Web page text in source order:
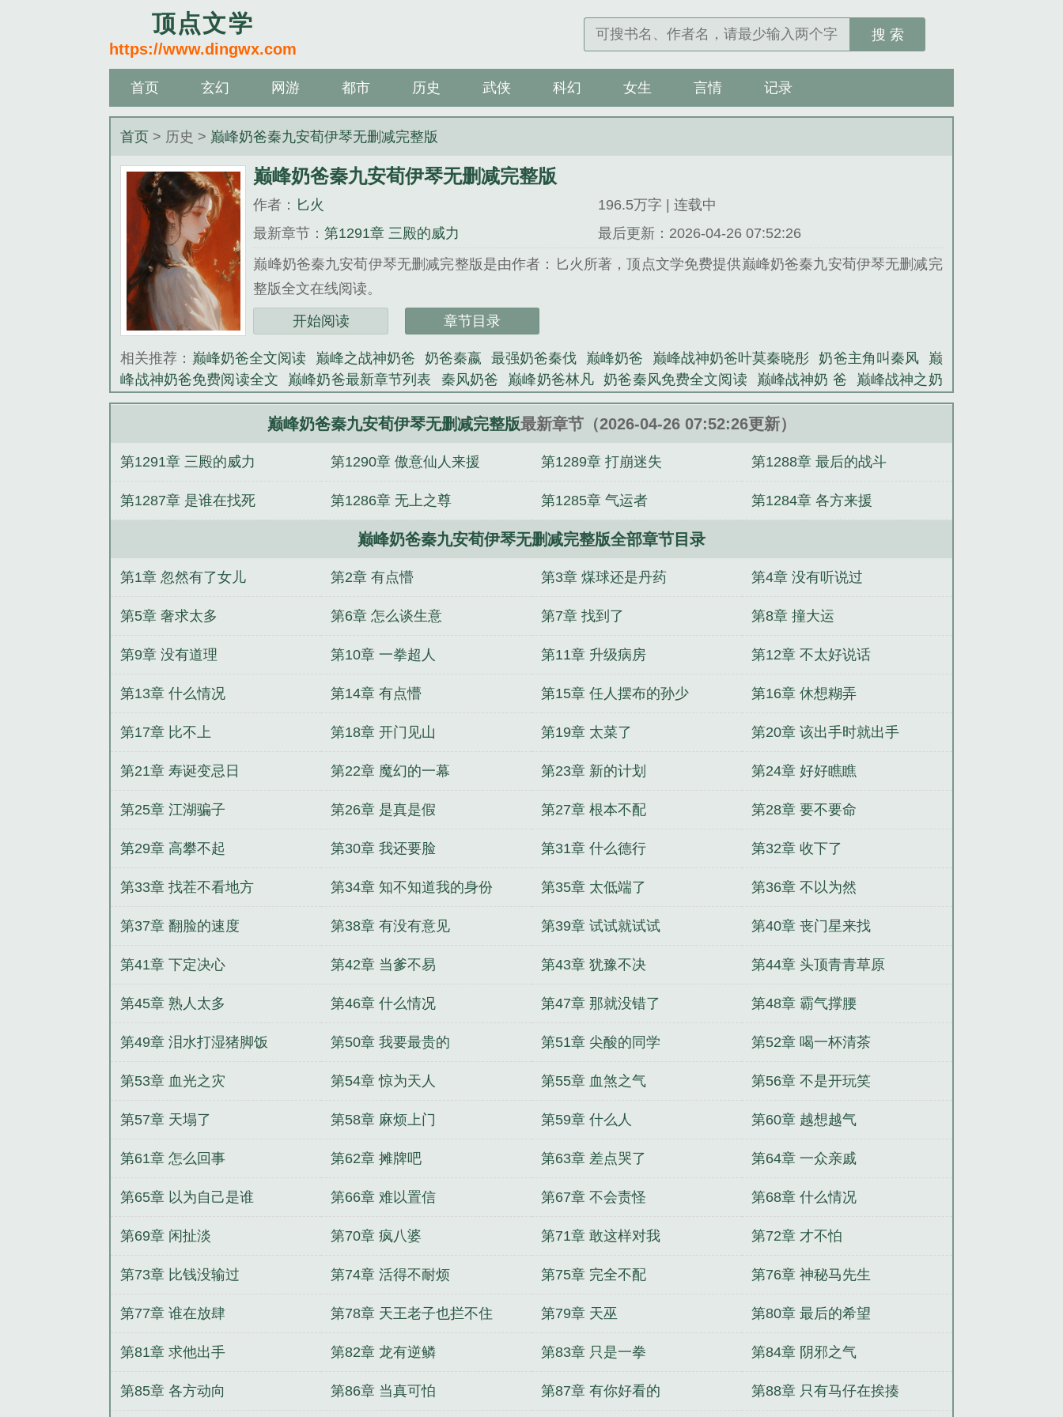
顶点文学
https://www.dingwx.com
搜 索
首页 玄幻 网游 都市 历史 武侠 科幻 女生 言情 记录
首页 > 历史 > 巅峰奶爸秦九安荀伊琴无删减完整版
巅峰奶爸秦九安荀伊琴无删减完整版
作者： 匕火
196.5万字 | 连载中
最新章节：第1291章 三殿的威力
最后更新：2026-04-26 07:52:26
巅峰奶爸秦九安荀伊琴无删减完整版是由作者：匕火所著，顶点文学免费提供巅峰奶爸秦九安荀伊琴无删减完
整版全文在线阅读。
三秒记住本站：顶点文学 网址：www.dingwx.com...
《巅峰奶爸秦九安荀伊琴无删减完整版》是匕火精心创作的历史类小说。
开始阅读 章节目录
相关推荐： 巅峰奶爸全文阅读 巅峰之战神奶爸 奶爸秦嬴 最强奶爸秦伐 巅峰奶爸 巅峰战神奶爸叶莫秦晓彤 奶爸主角叫秦风
巅
峰战神奶爸免费阅读全文
巅峰奶爸最新章节列表 秦风奶爸 巅峰奶爸林凡 奶爸秦风免费全文阅读 巅峰战神奶 爸
巅峰战神之奶
爸 奶爸的巅峰人生 巅峰战神奶爸免费阅读 巅峰战神奶爸 巅峰奶爸许牧
巅峰奶爸秦九安荀伊琴无删减完整版最新章节（2026-04-26 07:52:26更新）
第1291章 三殿的威力 第1290章 傲意仙人来援 第1289章 打崩迷失 第1288章 最后的战斗
第1287章 是谁在找死 第1286章 无上之尊 第1285章 气运者 第1284章 各方来援
巅峰奶爸秦九安荀伊琴无删减完整版全部章节目录
第1章 忽然有了女儿 第2章 有点懵 第3章 煤球还是丹药 第4章 没有听说过
第5章 奢求太多 第6章 怎么谈生意 第7章 找到了 第8章 撞大运
第9章 没有道理 第10章 一拳超人 第11章 升级病房 第12章 不太好说话
第13章 什么情况 第14章 有点懵 第15章 任人摆布的孙少 第16章 休想糊弄
第17章 比不上 第18章 开门见山 第19章 太菜了 第20章 该出手时就出手
第21章 寿诞变忌日 第22章 魔幻的一幕 第23章 新的计划 第24章 好好瞧瞧
第25章 江湖骗子 第26章 是真是假 第27章 根本不配 第28章 要不要命
第29章 高攀不起 第30章 我还要脸 第31章 什么德行 第32章 收下了
第33章 找茬不看地方 第34章 知不知道我的身份 第35章 太低端了 第36章 不以为然
第37章 翻脸的速度 第38章 有没有意见 第39章 试试就试试 第40章 丧门星来找
第41章 下定决心 第42章 当爹不易 第43章 犹豫不决 第44章 头顶青青草原
第45章 熟人太多 第46章 什么情况 第47章 那就没错了 第48章 霸气撑腰
第49章 泪水打湿猪脚饭 第50章 我要最贵的 第51章 尖酸的同学 第52章 喝一杯清茶
第53章 血光之灾 第54章 惊为天人 第55章 血煞之气 第56章 不是开玩笑
第57章 天塌了 第58章 麻烦上门 第59章 什么人 第60章 越想越气
第61章 怎么回事 第62章 摊牌吧 第63章 差点哭了 第64章 一众亲戚
第65章 以为自己是谁 第66章 难以置信 第67章 不会责怪 第68章 什么情况
第69章 闲扯淡 第70章 疯八婆 第71章 敢这样对我 第72章 才不怕
第73章 比钱没输过 第74章 活得不耐烦 第75章 完全不配 第76章 神秘马先生
第77章 谁在放肆 第78章 天王老子也拦不住 第79章 天巫 第80章 最后的希望
第81章 求他出手 第82章 龙有逆鳞 第83章 只是一拳 第84章 阴邪之气
第85章 各方动向 第86章 当真可怕 第87章 有你好看的 第88章 只有马仔在挨揍